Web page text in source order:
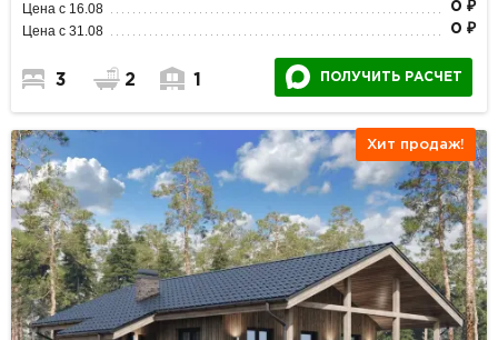
Цена с 16.08 0 ₽
Цена с 31.08 0 ₽
3 2 1 ПОЛУЧИТЬ РАСЧЕТ
Хит продаж!